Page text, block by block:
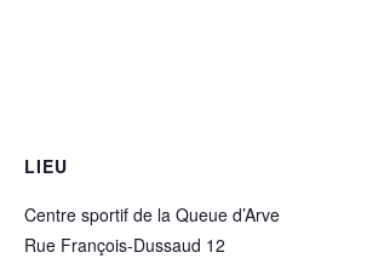
LIEU
Centre sportif de la Queue d’Arve
Rue François-Dussaud 12